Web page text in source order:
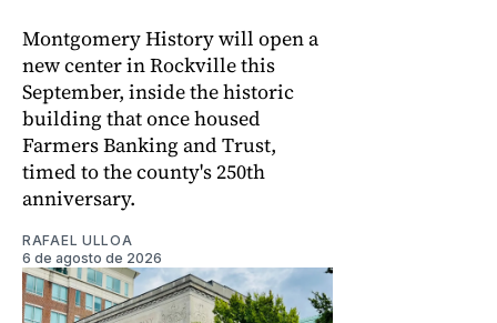
Montgomery History will open a
new center in Rockville this
September, inside the historic
building that once housed
Farmers Banking and Trust,
timed to the county's 250th
anniversary.
RAFAEL ULLOA
6 de agosto de 2026